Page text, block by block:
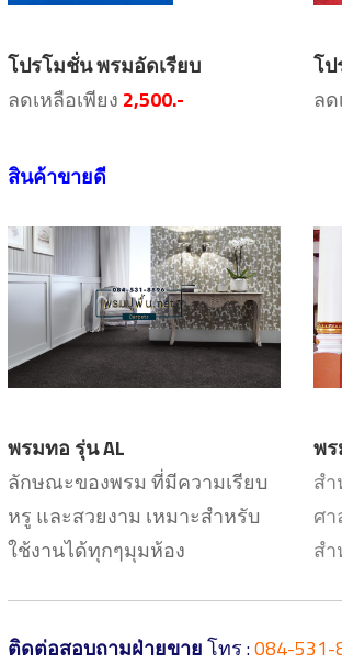
โปรโมชั่น พรมอัดเรียบ
ลดเหลือเพียง 2,500.-
โ
ลด
สินค้าขายดี
พรมทอ รุ่น AL
ลักษณะของพรม ที่มีความเรียบ
หรู และสวยงาม เหมาะสำหรับ
ใช้งานได้ทุกๆมุมห้อง
พ
ส
ศ
ส
ติดต่อสอบถามฝ่ายขายโทร :084-531-